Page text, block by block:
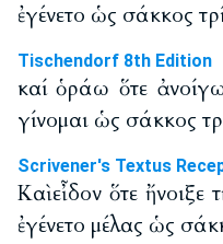
ἐγένετο ὡς σάκκος
Tischendorf 8th Edition
καί ὁράω ὅτε
γίνομαι ὡς σάκκος
Scrivener's Textus
Καὶ εἶδον ὅτε ἤνοιξε
ἐγένετο μέλας ὡς